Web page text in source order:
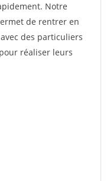
Notre
de rentrer en
des particuliers
réaliser leurs